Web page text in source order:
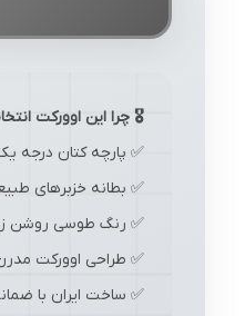
🎖️ چرا این اوورکت
✅ پارچه کتان درجه
✅ بطانه خزبرهای
✅ رنگ طوسی روشن
✅ طراحی اوورکت
✅ ساخت ایران با